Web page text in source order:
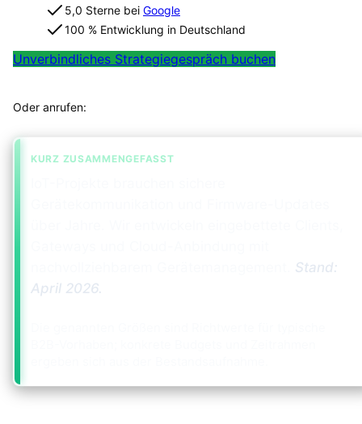
5,0 Sterne bei Google
100 % Entwicklung in Deutschland
Unverbindliches Strategiegespräch buchen
Oder anrufen:
KURZ ZUSAMMENGEFASST
Stand:
April 2026.